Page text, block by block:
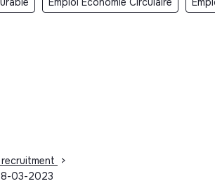
>
03-2023